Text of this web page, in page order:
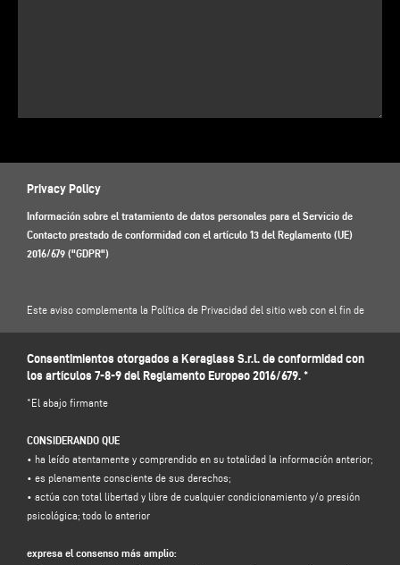
Privacy Policy
Información sobre el tratamiento de datos personales para el Servicio de
Contacto prestado de conformidad con el artículo 13 del Reglamento (UE)
2016/679 ("GDPR")
Este aviso complementa la Política de Privacidad del sitio web con el fin de
tanto, le invitamos a leer nuestra Política de Privacidad .
https://www.keraglass.com/es/pagina/privacy-and-policy
DATOS
Responsable del tratamiento: Keraglass S.r.l., en la persona de su
representante legal pro tempore, con domicilio social en Via Sassogattone,
13/A 42031 Baiso (RE) - Italia, e-mailinfo@keraglass.com, C.F. / p. IVA
02611750353.
Responsable de la protección de datos (RPD): Dr. Donato Eugenio Caccavella,
Consentimientos otorgados a Keraglass S.r.l. de conformidad con
los artículos 7-8-9 del Reglamento Europeo 2016/679. *
*El abajo firmante
CONSIDERANDO QUE
• ha leído atentamente y comprendido en su totalidad la información anterior;
• es plenamente consciente de sus derechos;
• actúa con total libertad y libre de cualquier condicionamiento y/o presión
psicológica; todo lo anterior
expresa el consenso más amplio: